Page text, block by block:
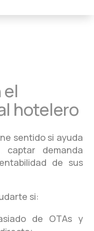
hotelero
sentido si ayuda
demanda
de sus
si:
de OTAs y